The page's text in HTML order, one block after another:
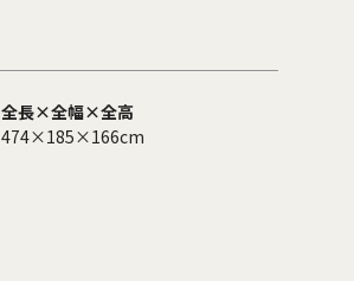
全長×全幅×全高
474×185×166cm